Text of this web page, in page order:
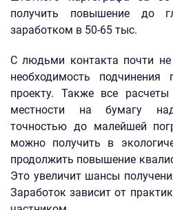
получить повышение до
заработком в 50-65 тыс.
С людьми контакта почти не
необходимость
проекту. Также все
местности на бумагу
точностью до малейшей
можно получить в
продолжить повышение
Это увеличит шансы
Заработок зависит от